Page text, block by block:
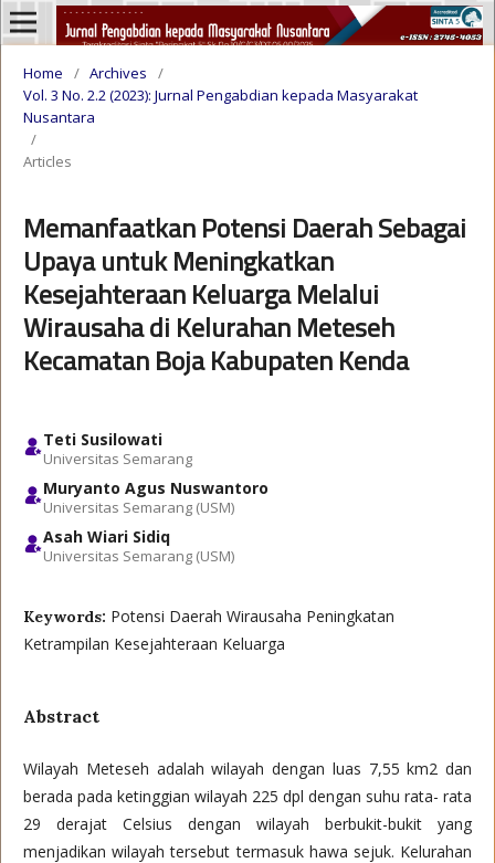
Home / Archives
/
Vol. 3 No. 2.2 (2023): Jurnal Pengabdian kepada Masyarakat
Nusantara
/
Articles
Memanfaatkan Potensi Daerah Sebagai
Upaya untuk Meningkatkan
Kesejahteraan Keluarga Melalui
Wirausaha di Kelurahan Meteseh
Kecamatan Boja Kabupaten Kenda
Teti Susilowati
Universitas Semarang
Muryanto Agus Nuswantoro
Universitas Semarang (USM)
Asah Wiari Sidiq
Universitas Semarang (USM)
Keywords: Potensi Daerah Wirausaha Peningkatan
Ketrampilan Kesejahteraan Keluarga
Abstract
Wilayah Meteseh adalah wilayah dengan luas 7,55 km2 dan
berada pada ketinggian wilayah 225 dpl dengan suhu rata- rata
29 derajat Celsius dengan wilayah berbukit-bukit yang
menjadikan wilayah tersebut termasuk hawa sejuk. Kelurahan